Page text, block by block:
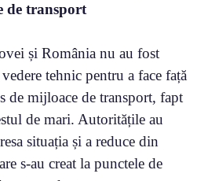
de transport
și România nu au fost
tehnic pentru a face față
de mijloace de transport, fapt
de mari. Autoritățile au
situația și a reduce din
s-au creat la punctele de